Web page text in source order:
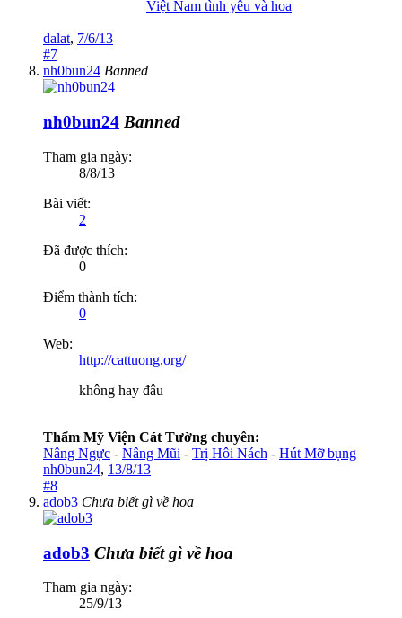
Việt Nam tình yêu và hoa
dalat, 7/6/13
#7
nh0bun24 Banned
nh0bun24 Banned
Tham gia ngày:
8/8/13
Bài viết:
2
Đã được thích:
0
Điểm thành tích:
0
Web:
http://cattuong.org/
không hay đâu
Thẩm Mỹ Viện Cát Tường chuyên:
Nâng Ngực - Nâng Mũi - Trị Hôi Nách - Hút Mỡ bụng
nh0bun24, 13/8/13
#8
adob3 Chưa biết gì về hoa
adob3 Chưa biết gì về hoa
Tham gia ngày:
25/9/13